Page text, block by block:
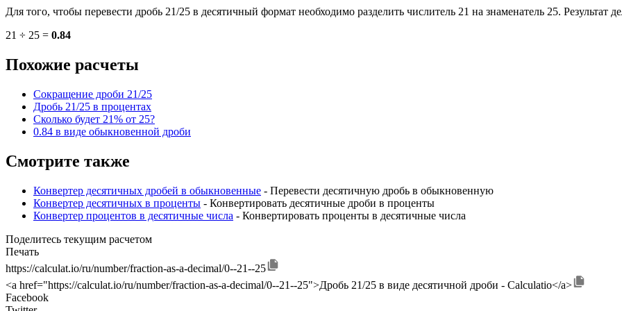
Для того, чтобы перевести дробь 21/25 в десятичный формат необходимо разделить числитель 21 на знаменатель 25. Результат
21 ÷ 25 = 0.84
Похожие расчеты
Сокращение дроби 21/25
Дробь 21/25 в процентах
Сколько будет 21% от 25?
0.84 в виде обыкновенной дроби
Смотрите также
Конвертер десятичных дробей в обыкновенные - Перевести десятичную дробь в обыкновенную
Конвертер десятичных в проценты - Конвертировать десятичные дроби в проценты
Конвертер процентов в десятичные числа - Конвертировать проценты в десятичные числа
Поделитесь текущим расчетом
Печать
https://calculat.io/ru/number/fraction-as-a-decimal/0--21--25
<a href="https://calculat.io/ru/number/fraction-as-a-decimal/0--21--25">Дробь 21/25 в виде десятичной дроби - Calculatio</a>
Facebook